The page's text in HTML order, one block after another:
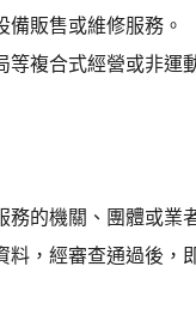
備販售或維修服務。
等複合式經營或非
的機關、團體或業
，經審查通過後，